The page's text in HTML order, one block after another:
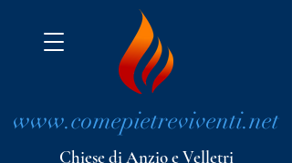
www.comepietreviventi.net
Chiese di Anzio e Velletri